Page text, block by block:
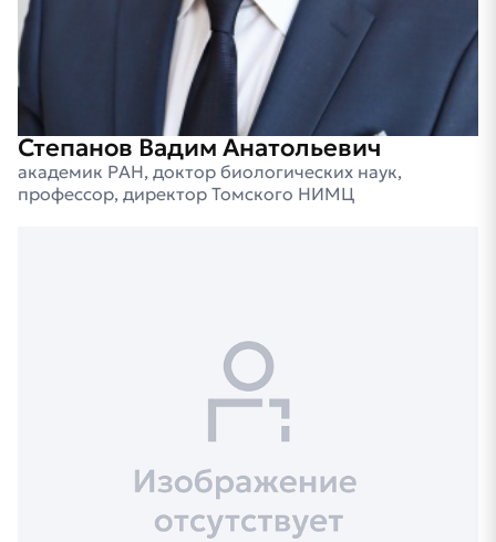
Степанов Вадим Анатольевич
академик РАН, доктор биологических наук,
профессор, директор Томского НИМЦ